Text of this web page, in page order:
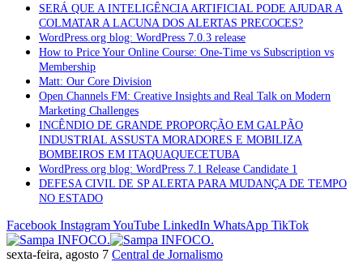
SERÁ QUE A INTELIGÊNCIA ARTIFICIAL PODE AJUDAR A
COLMATAR A LACUNA DOS ALERTAS PRECOCES?
WordPress.org blog: WordPress 7.0.3 release
How to Price Your Online Course: One-Time vs Subscription vs
Membership
Matt: Our Core Division
Open Channels FM: Creative Insights and Real Talk on Modern
Marketing Challenges
INCÊNDIO DE GRANDE PROPORÇÃO EM GALPÃO
INDUSTRIAL ASSUSTA MORADORES E MOBILIZA
BOMBEIROS EM ITAQUAQUECETUBA
WordPress.org blog: WordPress 7.1 Release Candidate 1
DEFESA CIVIL DE SP ALERTA PARA MUDANÇA DE TEMPO
NO ESTADO
Facebook InstagramYouTube LinkedIn WhatsApp TikTok
sexta-feira, agosto 7 Central de Jornalismo